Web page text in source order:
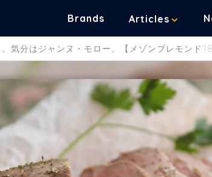
Brands Articles
気分はジャンヌ・モロー。【メゾンブレモンド